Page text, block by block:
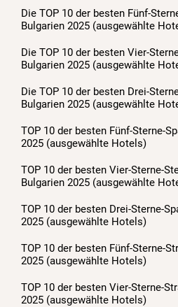
Die TOP 10 der besten Fünf-
Bulgarien 2025 (ausgewählte
Die TOP 10 der besten Vier-
Bulgarien 2025 (ausgewählte
Die TOP 10 der besten Drei-
Bulgarien 2025 (ausgewählte
TOP 10 der besten Fünf-Sterne-
2025 (ausgewählte Hotels)
TOP 10 der besten Vier-Sterne-
Bulgarien 2025 (ausgewählte
TOP 10 der besten Drei-Sterne-
2025 (ausgewählte Hotels)
TOP 10 der besten Fünf-Sterne-
2025 (ausgewählte Hotels)
TOP 10 der besten Vier-Sterne-
2025 (ausgewählte Hotels)